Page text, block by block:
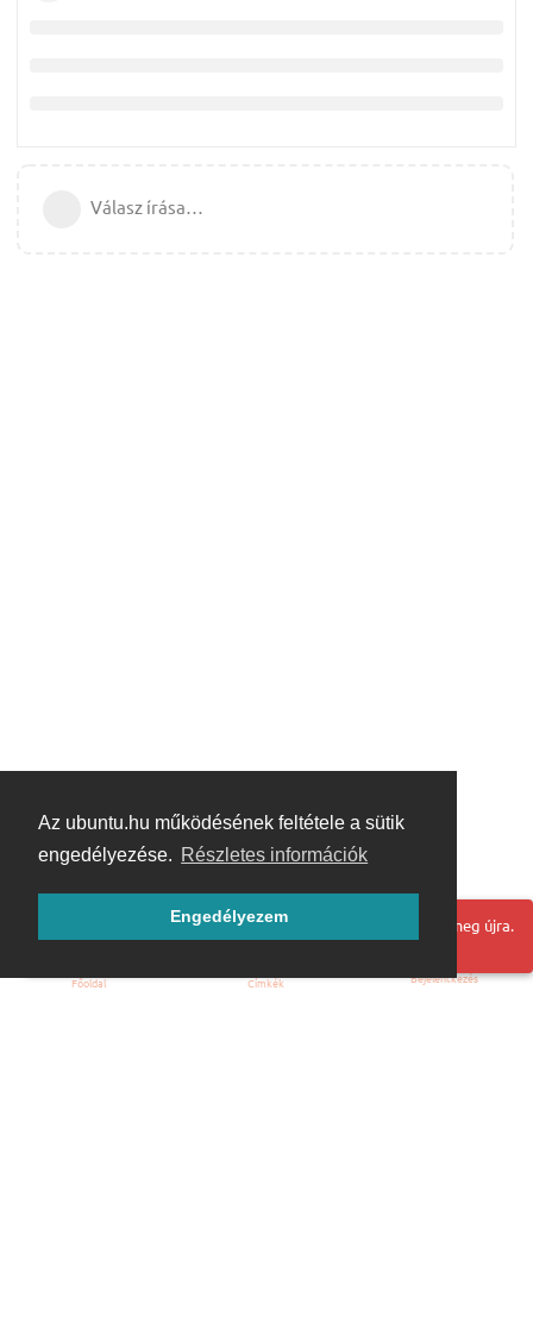
Az ubuntu.hu működésének feltétele a sütik
engedélyezése. Részletes információk
Engedélyezem
Válasz írása…
Hoppá! Valami hiba történt. Frissítse az oldalt és próbálja meg újra.
Főoldal Címkék Bejelentkezés